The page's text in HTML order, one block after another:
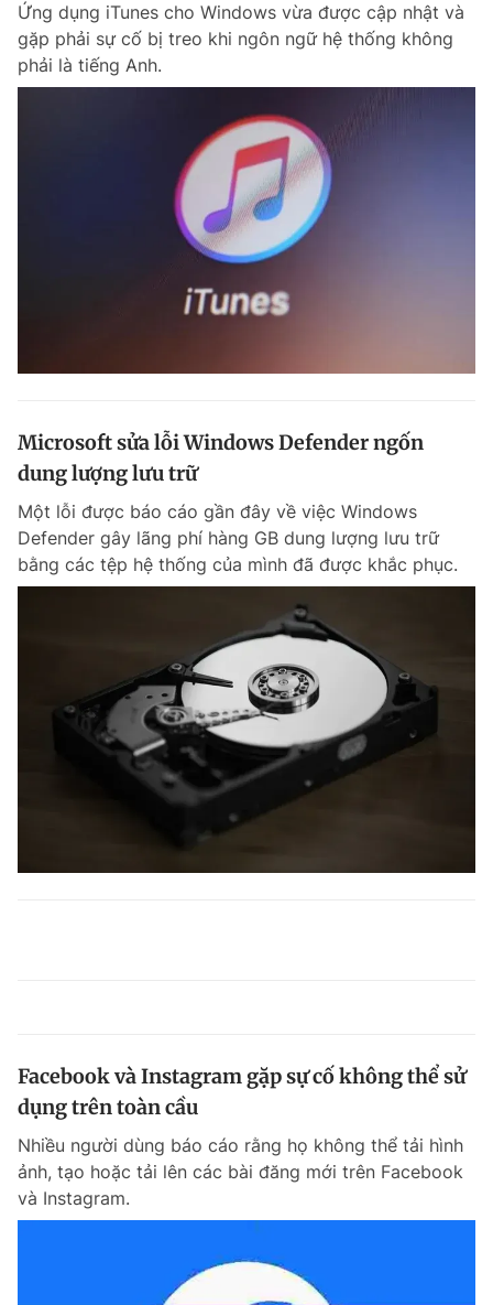
Ứng dụng iTunes cho Windows vừa được cập nhật và
gặp phải sự cố bị treo khi ngôn ngữ hệ thống không
phải là tiếng Anh.
Microsoft sửa lỗi Windows Defender ngốn
dung lượng lưu trữ
Một lỗi được báo cáo gần đây về việc Windows
Defender gây lãng phí hàng GB dung lượng lưu trữ
bằng các tệp hệ thống của mình đã được khắc phục.
Facebook và Instagram gặp sự cố không thể sử
dụng trên toàn cầu
Nhiều người dùng báo cáo rằng họ không thể tải hình
ảnh, tạo hoặc tải lên các bài đăng mới trên Facebook
và Instagram.